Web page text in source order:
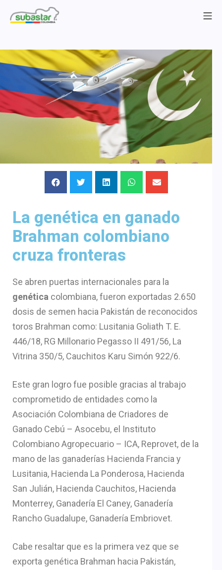
La genética en ganado
Brahman colombiano
cruza fronteras
Se abren puertas internacionales para la
genética colombiana, fueron exportadas 2.650
dosis de semen hacia Pakistán de reconocidos
toros Brahman como: Lusitania Goliath T. E.
446/18, RG Millonario Pegasso II 491/56, La
Vitrina 350/5, Cauchitos Karu Simón 922/6.
Este gran logro fue posible gracias al trabajo
comprometido de entidades como la
Asociación Colombiana de Criadores de
Ganado Cebú – Asocebu, el Instituto
Colombiano Agropecuario – ICA, Reprovet, de la
mano de las ganaderías Hacienda Francia y
Lusitania, Hacienda La Ponderosa, Hacienda
San Julián, Hacienda Cauchitos, Hacienda
Monterrey, Ganadería El Caney, Ganadería
Rancho Guadalupe, Ganadería Embriovet.
Cabe resaltar que es la primera vez que se
exporta genética Brahman hacia Pakistán,